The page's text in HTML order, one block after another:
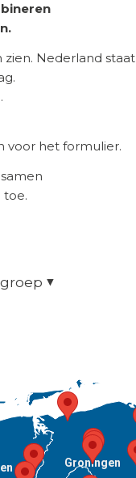
Nederland staat
voor het formulier.
toe.